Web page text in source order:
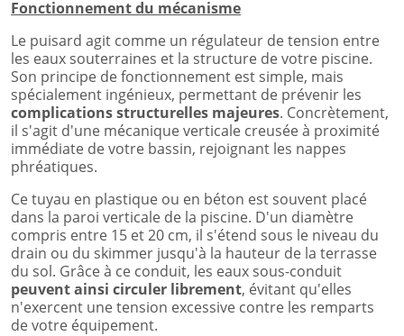
Fonctionnement du mécanisme
Le puisard agit comme un régulateur de tension entre
les eaux souterraines et la structure de votre piscine.
Son principe de fonctionnement est simple, mais
spécialement ingénieux, permettant de prévenir les
complications structurelles majeures. Concrètement,
il s'agit d'une mécanique verticale creusée à proximité
immédiate de votre bassin, rejoignant les nappes
phréatiques.
Ce tuyau en plastique ou en béton est souvent placé
dans la paroi verticale de la piscine. D'un diamètre
compris entre 15 et 20 cm, il s'étend sous le niveau du
drain ou du skimmer jusqu'à la hauteur de la terrasse
du sol. Grâce à ce conduit, les eaux sous-conduit
peuvent ainsi circuler librement, évitant qu'elles
n'exercent une tension excessive contre les remparts
de votre équipement.